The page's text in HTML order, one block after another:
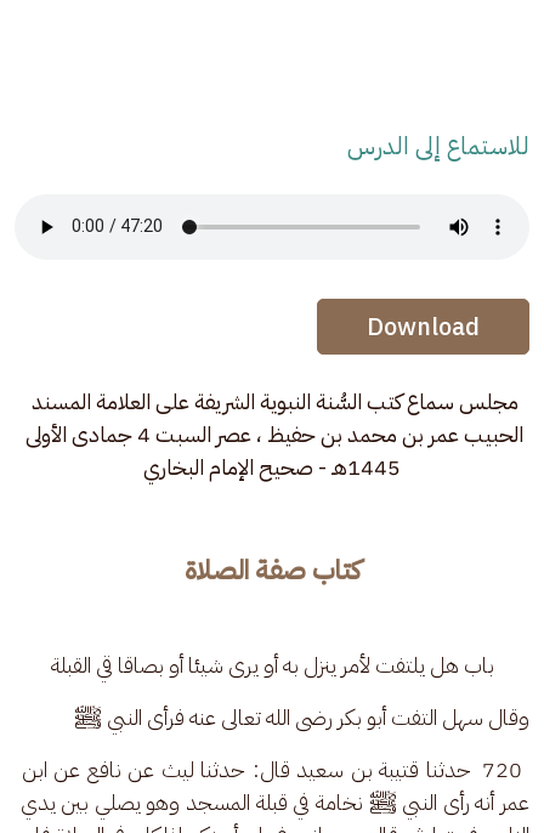
للاستماع إلى الدرس
Audio Stream
Audio Stream
Download
مجلس سماع كتب السُّنة النبوية الشريفة على العلامة المسند
الحبيب عمر بن محمد بن حفيظ ، عصر السبت 4 جمادى الأولى
1445هـ - صحيح الإمام البخاري
كتاب صفة الصلاة
باب هل يلتفت لأمر ينزل به أو يرى شيئا أو بصاقا قي القبلة
وقال سهل التفت أبو بكر رضى الله تعالى عنه فرأى النبي ﷺ
720  حدثنا قتيبة بن سعيد قال: حدثنا ليث عن نافع عن ابن
عمر أنه رأى النبي ﷺ نخامة في قبلة المسجد وهو يصلي بين يدي